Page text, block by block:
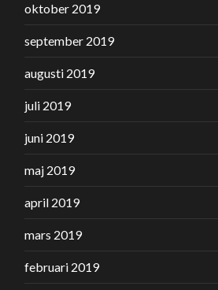
oktober 2019
september 2019
augusti 2019
juli 2019
juni 2019
maj 2019
april 2019
mars 2019
februari 2019